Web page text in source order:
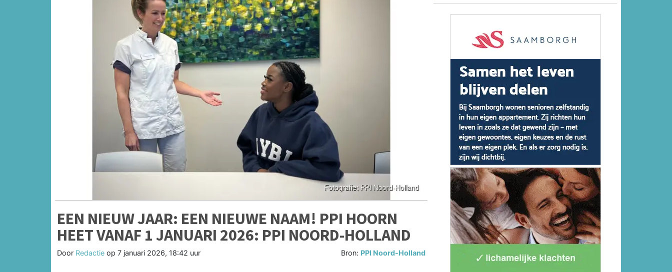
EEN NIEUW JAAR: EEN NIEUWE NAAM! PPI HOORN
HEET VANAF 1 JANUARI 2026: PPI NOORD-HOLLAND
Door Redactie op 7 januari 2026, 18:42 uur Bron: PPI Noord-Holland